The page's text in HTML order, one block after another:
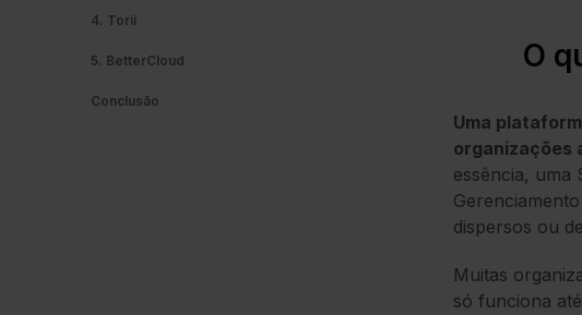
4. Torii
5. BetterCloud
Conclusão
O
Uma
organizações
essência, uma
dispersos ou
Muitas
só funciona